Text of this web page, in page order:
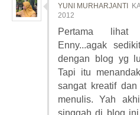
YUNI MURHARJANTI
2012
Pertama
Enny...agak
dengan blog yg
Tapi itu
sangat kreatif
menulis. Yah
singgah di blog